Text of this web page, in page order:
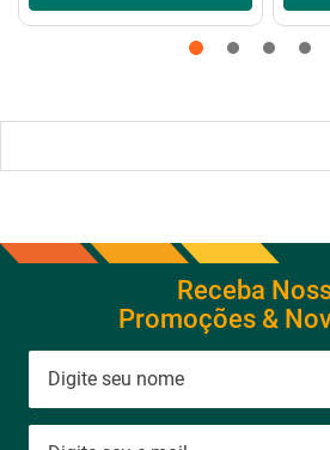
Receba
Promoções &